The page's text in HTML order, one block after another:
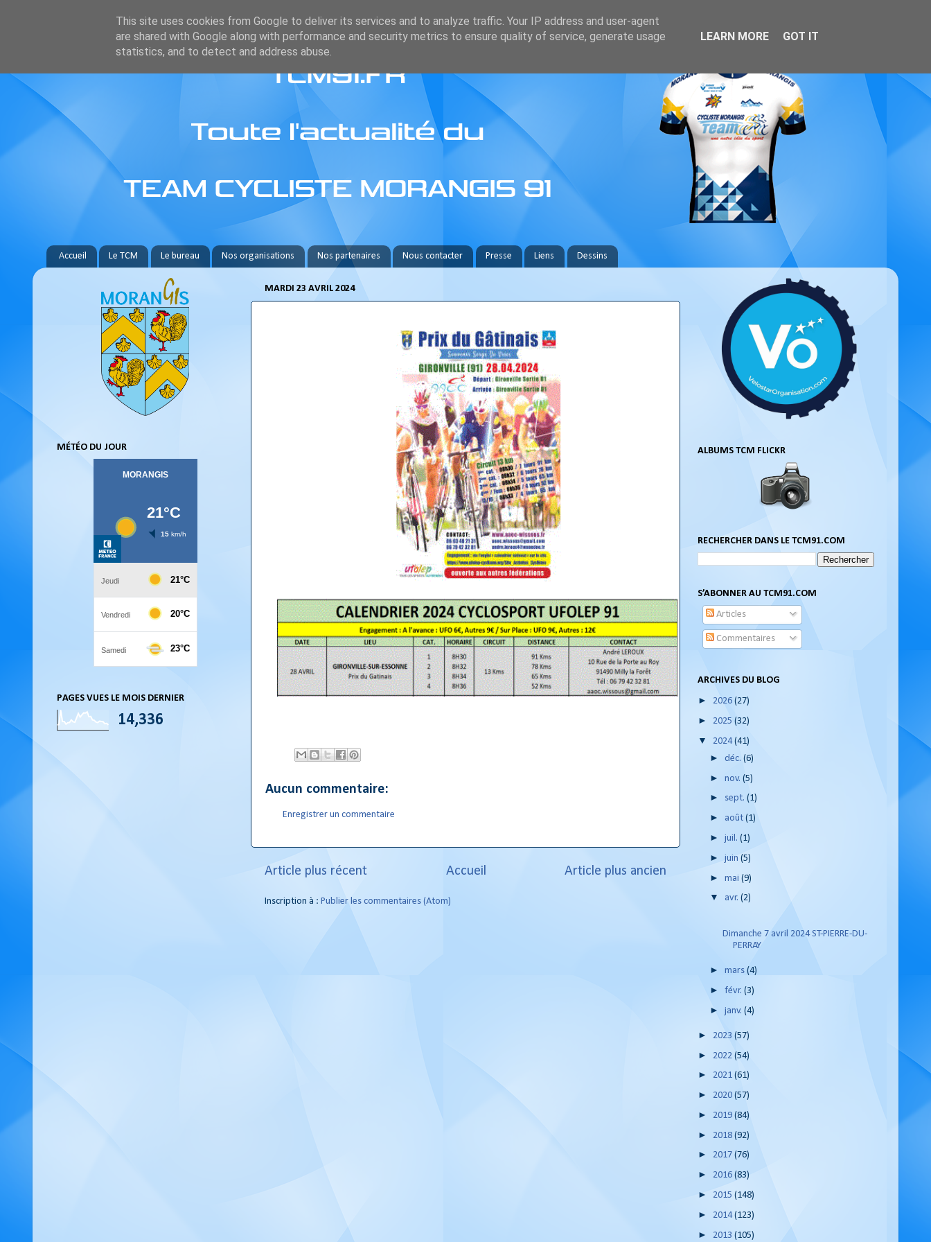
Accueil Le TCM Le bureau Nos organisations Nos partenaires Nous contacter Presse Liens Dessins
MARDI 23 AVRIL 2024
Aucun commentaire:
Enregistrer un commentaire
Article plus récent Article plus ancien
Accueil
Inscription à : Publier les commentaires (Atom)
MÉTÉO DU JOUR
PAGES VUES LE MOIS DERNIER
14,336
ALBUMS TCM FLICKR
RECHERCHER DANS LE TCM91.COM
S’ABONNER AU TCM91.COM
Articles
Commentaires
ARCHIVES DU BLOG
► 2026 (27)
► 2025 (32)
▼ 2024(41)
►déc.(6)
►nov.(5)
► sept.(1)
► août(1)
►juil.(1)
►juin(5)
►mai(9)
▼ avr.(2)
Dimanche 7 avril 2024 ST-PIERRE-DU-
PERRAY
►mars(4)
►févr.(3)
►janv.(4)
► 2023 (57)
► 2022 (54)
► 2021 (61)
► 2020 (57)
► 2019 (84)
► 2018 (92)
► 2017 (76)
► 2016 (83)
► 2015 (148)
► 2014(123)
► 2013 (105)
This site uses cookies from Google to deliver its services and to analyze traffic. Your IP address and user-agent
are shared with Google along with performance and security metrics to ensure quality of service, generate usage
statistics, and to detect and address abuse.
LEARN MORE GOT IT